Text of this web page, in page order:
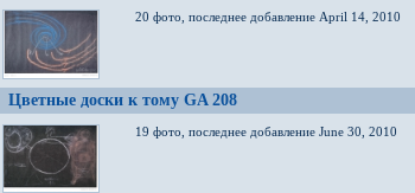
20 фото, последнее добавление April 14, 2010
Цветные доски к тому GA 208
19 фото, последнее добавление June 30, 2010